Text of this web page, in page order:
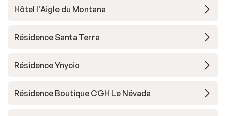
Hôtel l'Aigle du Montana
Résidence Santa Terra
Résidence Ynycio
Résidence Boutique CGH Le Névada